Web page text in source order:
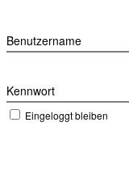
springen
Benutzername
Kennwort
Eingeloggt bleiben